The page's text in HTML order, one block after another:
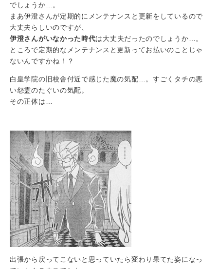
でしょうか…。
まあ伊澄さんが定期的にメンテナンスと更新をしているので
大丈夫らしいのですが、
伊澄さんがいなかった時代は大丈夫だったのでしょうか…。
ところで定期的なメンテナンスと更新ってお払いのことじゃ
ないんですかね！？
白皇学院の旧校舎付近で感じた魔の気配…。すごくタチの悪
い怨霊のたぐいの気配。
その正体は…
出張から戻ってこないと思っていたら変わり果てた姿になっ